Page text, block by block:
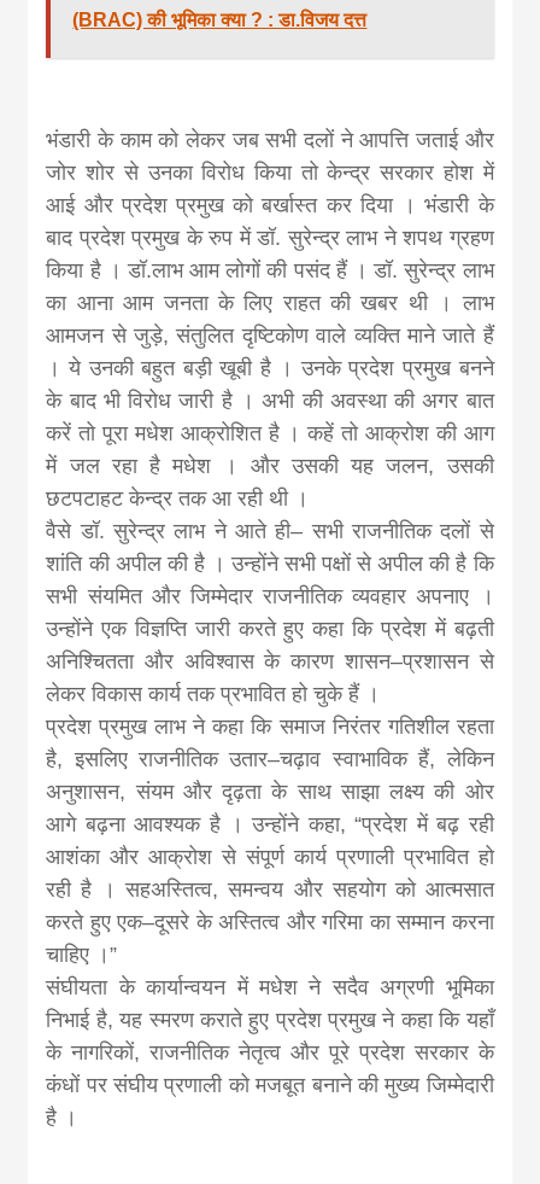
(BRAC) की भूमिका क्या ? : डा.विजय दत्त
भंडारी के काम को लेकर जब सभी दलों ने आपत्ति जताई और
जोर शोर से उनका विरोध किया तो केन्द्र सरकार होश में
आई और प्रदेश प्रमुख को बर्खास्त कर दिया । भंडारी के
बाद प्रदेश प्रमुख के रुप में डॉ. सुरेन्द्र लाभ ने शपथ ग्रहण
किया है । डॉ.लाभ आम लोगों की पसंद हैं । डॉ. सुरेन्द्र लाभ
का आना आम जनता के लिए राहत की खबर थी । लाभ
आमजन से जुड़े, संतुलित दृष्टिकोण वाले व्यक्ति माने जाते हैं
। ये उनकी बहुत बड़ी खूबी है । उनके प्रदेश प्रमुख बनने
के बाद भी विरोध जारी है । अभी की अवस्था की अगर बात
करें तो पूरा मधेश आक्रोशित है । कहें तो आक्रोश की आग
में जल रहा है मधेश । और उसकी यह जलन, उसकी
छटपटाहट केन्द्र तक आ रही थी ।
वैसे डॉ. सुरेन्द्र लाभ ने आते ही– सभी राजनीतिक दलों से
शांति की अपील की है । उन्होंने सभी पक्षों से अपील की है कि
सभी संयमित और जिम्मेदार राजनीतिक व्यवहार अपनाए ।
उन्होंने एक विज्ञप्ति जारी करते हुए कहा कि प्रदेश में बढ़ती
अनिश्चितता और अविश्वास के कारण शासन–प्रशासन से
लेकर विकास कार्य तक प्रभावित हो चुके हैं ।
प्रदेश प्रमुख लाभ ने कहा कि समाज निरंतर गतिशील रहता
है, इसलिए राजनीतिक उतार–चढ़ाव स्वाभाविक हैं, लेकिन
अनुशासन, संयम और दृढ़ता के साथ साझा लक्ष्य की ओर
आगे बढ़ना आवश्यक है । उन्होंने कहा, “प्रदेश में बढ़ रही
आशंका और आक्रोश से संपूर्ण कार्य प्रणाली प्रभावित हो
रही है । सहअस्तित्व, समन्वय और सहयोग को आत्मसात
करते हुए एक–दूसरे के अस्तित्व और गरिमा का सम्मान करना
चाहिए ।”
संघीयता के कार्यान्वयन में मधेश ने सदैव अग्रणी भूमिका
निभाई है, यह स्मरण कराते हुए प्रदेश प्रमुख ने कहा कि यहाँ
के नागरिकों, राजनीतिक नेतृत्व और पूरे प्रदेश सरकार के
कंधों पर संघीय प्रणाली को मजबूत बनाने की मुख्य जिम्मेदारी
है ।